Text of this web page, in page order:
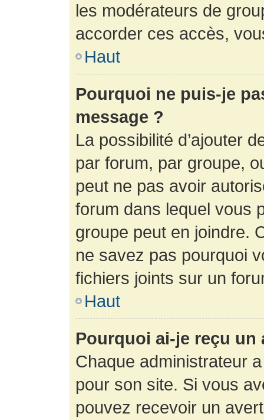
les modérateurs de
accorder ces accès,
Haut
Pourquoi ne puis-je
message ?
La possibilité d’ajouter
par forum, par groupe,
peut ne pas avoir
forum dans lequel vous
groupe peut en joindre.
ne savez pas pourquoi
fichiers joints sur un
Haut
Pourquoi ai-je reçu un
Chaque administrateur
pour son site. Si vous
pouvez recevoir un